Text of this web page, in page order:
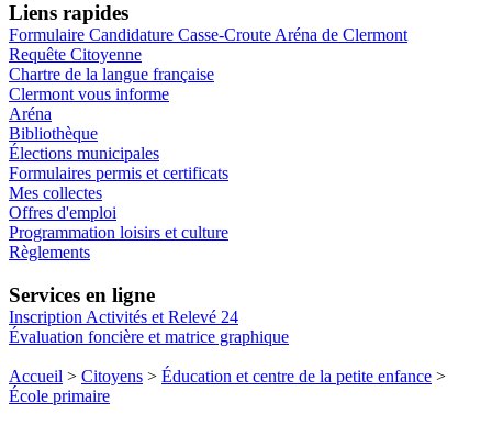
Liens rapides
Formulaire Candidature Casse-Croute Aréna de Clermont
Requête Citoyenne
Chartre de la langue française
Clermont vous informe
Aréna
Bibliothèque
Élections municipales
Formulaires permis et certificats
Mes collectes
Offres d'emploi
Programmation loisirs et culture
Règlements
Services en ligne
Inscription Activités et Relevé 24
Évaluation foncière et matrice graphique
Accueil > Citoyens > Éducation et centre de la petite enfance >
École primaire